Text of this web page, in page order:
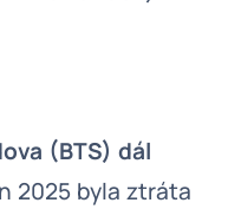
(BTS) dál
2025 byla ztráta